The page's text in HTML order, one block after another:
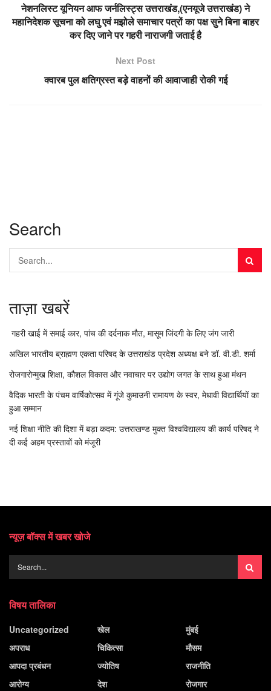
नेशनलिस्ट यूनियन आफ जर्नलिस्ट्स उत्तराखंड,(एनयूजे उत्तराखंड) ने
महानिदेशक सूचना को लघु एवं मझोले समाचार पत्रों का पक्ष सुने बिना बाहर
कर दिए जाने पर गहरी नाराजगी जताई है
Next Post
क्वारब पुल क्षतिग्रस्त बड़े वाहनों की आवाजाही रोकी गई
Search
ताज़ा खबरें
गहरी खाई में समाई कार, पांच की दर्दनाक मौत, मासूम जिंदगी के लिए जंग जारी
अखिल भारतीय ब्राह्मण एकता परिषद के उत्तराखंड प्रदेश अध्यक्ष बने डॉ. वी.डी. शर्मा
रोजगारोन्मुख शिक्षा, कौशल विकास और नवाचार पर उद्योग जगत के साथ हुआ मंथन
वैदिक भारती के पंचम वार्षिकोत्सव में गूंजे कुमाउनी रामायण के स्वर, मेधावी विद्यार्थियों का
हुआ सम्मान
नई शिक्षा नीति की दिशा में बड़ा कदम: उत्तराखण्ड मुक्त विश्वविद्यालय की कार्य परिषद ने
दी कई अहम प्रस्तावों को मंजूरी
न्यूज़ बॉक्स में खबर खोजे
विषय तालिका
Uncategorized
अपराध
आपदा प्रबंधन
आरोग्य
खेल
चिकित्सा
ज्योतिष
देश
मुंबई
मौसम
राजनीति
रोजगार